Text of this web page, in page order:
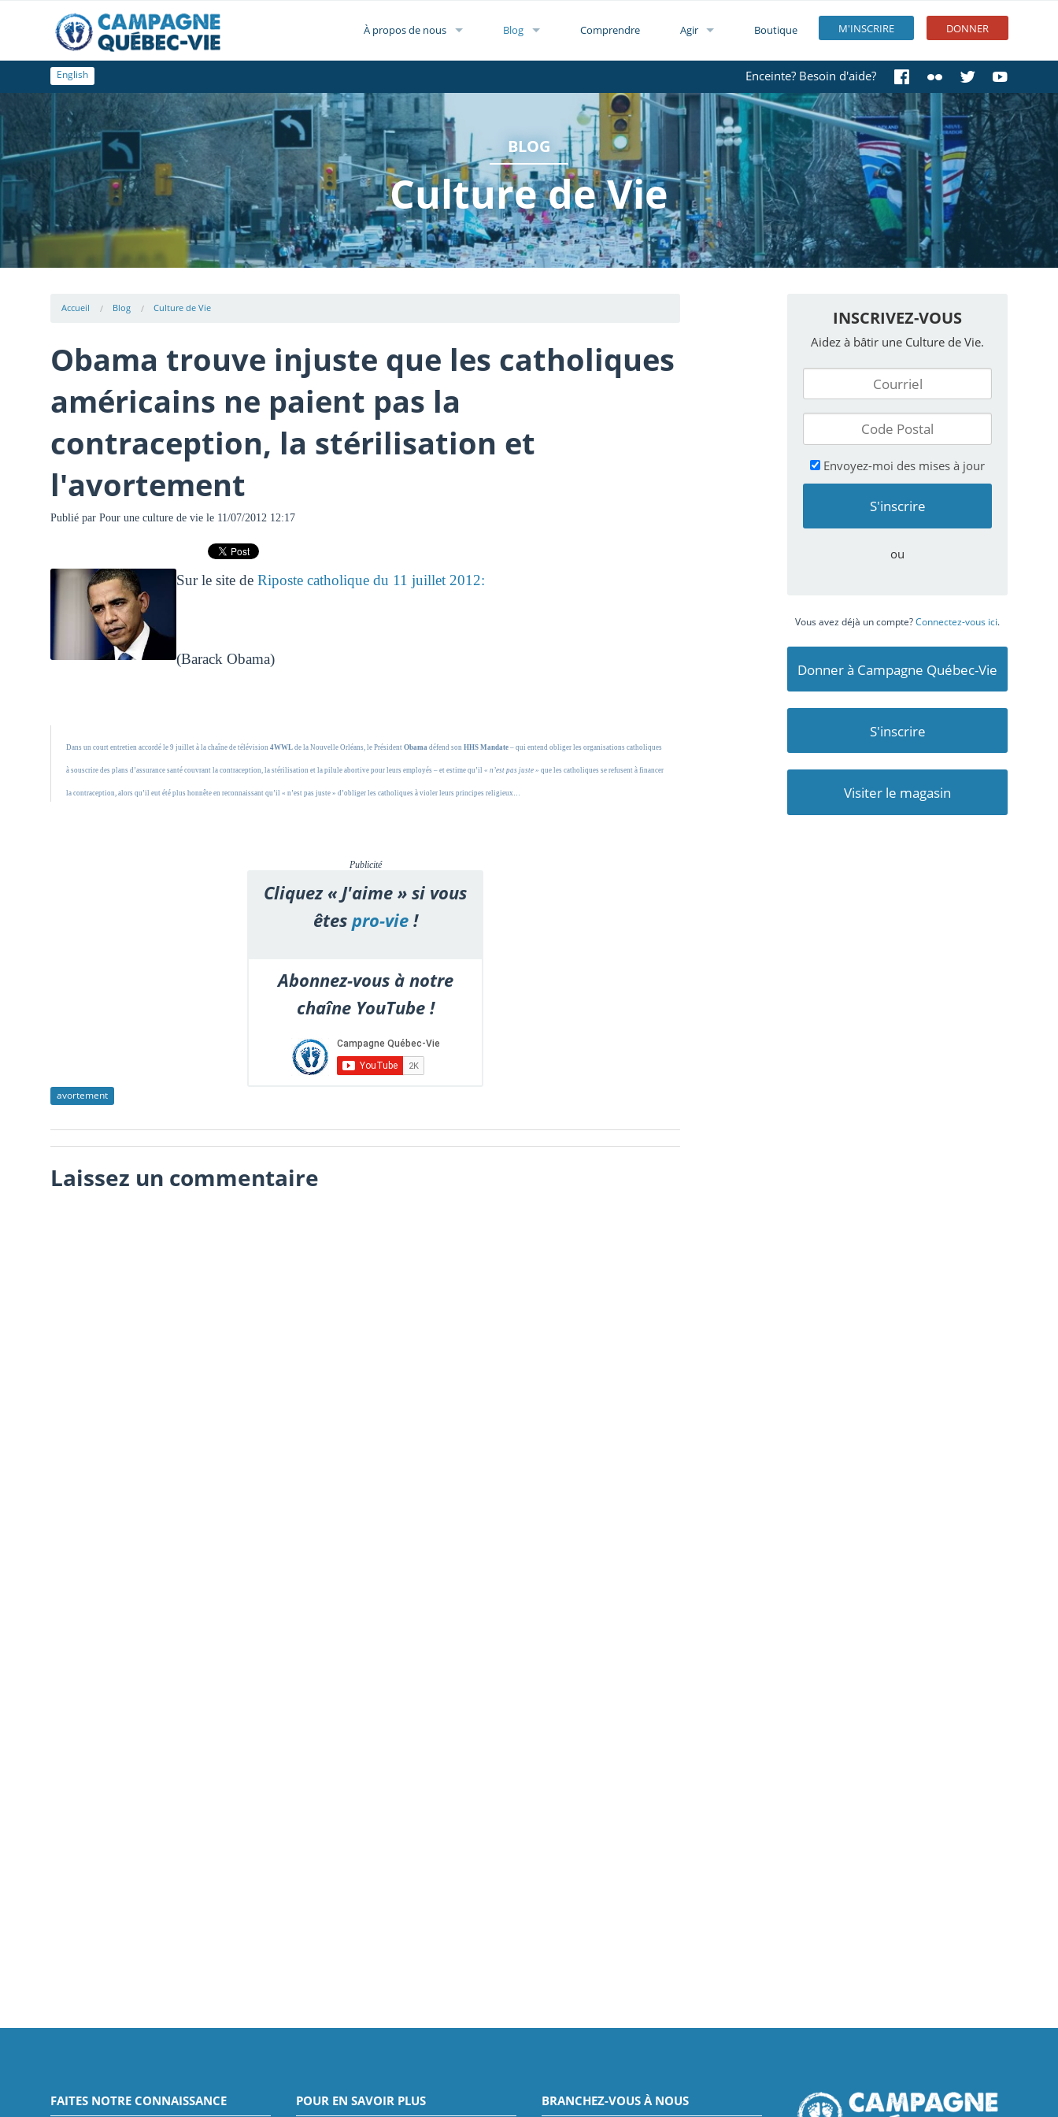
M'INSCRIRE DONNER
À propos de nous Blog Comprendre Agir Boutique
Enceinte? Besoin d'aide?
English
BLOG
Culture de Vie
Accueil Blog Culture de Vie
Obama trouve injuste que les catholiques
américains ne paient pas la
contraception, la stérilisation et
l'avortement
Publié par Pour une culture de viele 11/07/2012 12:17
Sur le site de Riposte catholique du 11 juillet 2012:
(Barack Obama)
Dans un court entretien accordé le 9 juillet à la chaîne de télévision4WWL de la Nouvelle Orléans, le PrésidentObama défend sonHHS Mandate – qui entend obliger les organisations catholiques
à souscrire des plans d’assurance santé couvrant la contraception, la stérilisation et la pilule abortive pour leurs employés – et estime qu’il« n’est pas juste » que les catholiques se refusent à financer
la contraception, alors qu’il eut été plus honnête en reconnaissant qu’il « n’est pas juste » d’obliger les catholiques à violer leurs principes religieux…
Publicité
Cliquez « J'aime » si vous
êtespro-vie!
Abonnez-vous à notre
chaîne YouTube !
avortement
Laissez un commentaire
INSCRIVEZ-VOUS
Aidez à bâtir une Culture de Vie.
Envoyez-moi des mises à jour
ou
Vous avez déjà un compte?Connectez-vous ici.
Donner à Campagne Québec-Vie
S'inscrire
Visiter le magasin
FAITES NOTRE CONNAISSANCE POUR EN SAVOIR PLUS BRANCHEZ-VOUS À NOUS